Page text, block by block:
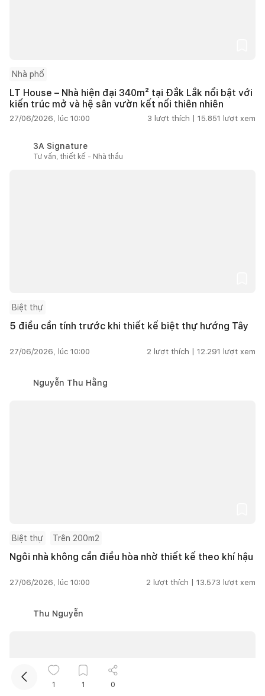
Nhà phố
LT House – Nhà hiện đại 340m² tại Đắk Lắk nổi bật với
kiến trúc mở và hệ sân vườn kết nối thiên nhiên
27/06/2026, lúc 10:00 3 lượt thích | 15.851 lượt xem
3A Signature
Tư vấn, thiết kế - Nhà thầu
Biệt thự
5 điều cần tính trước khi thiết kế biệt thự hướng Tây
27/06/2026, lúc 10:00 2 lượt thích | 12.291 lượt xem
Nguyễn Thu Hằng
Biệt thự Trên 200m2
Ngôi nhà không cần điều hòa nhờ thiết kế theo khí hậu
27/06/2026, lúc 10:00 2 lượt thích | 13.573 lượt xem
Thu Nguyễn
1 1 0
Kết nối thiết kế, thi công
Mua sắm hoàn thiện nhà